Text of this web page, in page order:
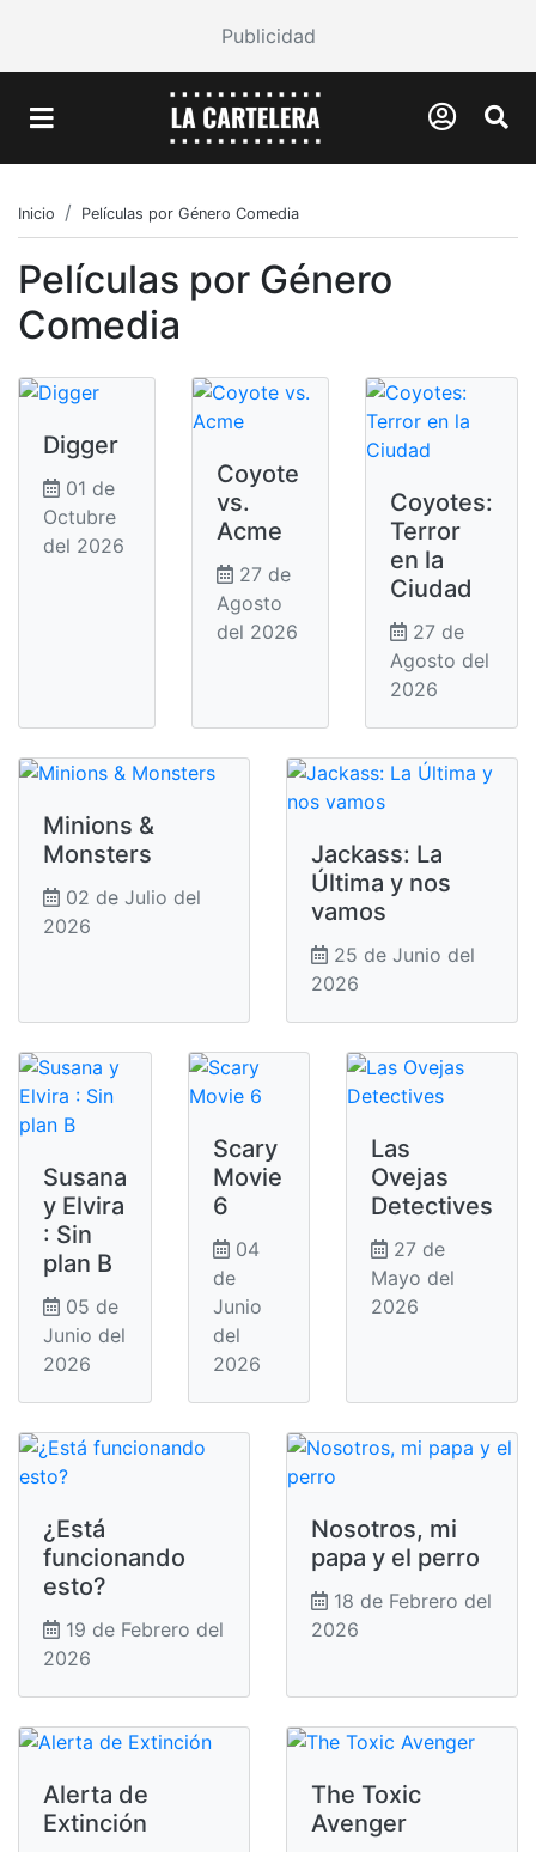
Publicidad
Inicio Películas por Género Comedia
Películas por Género
Comedia
Digger
01 de
Octubre
del 2026
Coyote
vs.
Acme
27 de
Agosto
del 2026
Coyotes:
Terror
en la
Ciudad
27 de
Agosto del
2026
Minions &
Monsters
02 de Julio del
2026
Jackass: La
Última y nos
vamos
25 de Junio del
2026
Susana
y Elvira
: Sin
plan B
05 de
Junio del
2026
Scary
Movie
6
04
de
Junio
del
2026
Las
Ovejas
Detectives
27 de
Mayo del
2026
¿Está
funcionando
esto?
19 de Febrero del
2026
Nosotros, mi
papa y el perro
18 de Febrero del
2026
Alerta de
Extinción
The Toxic
Avenger